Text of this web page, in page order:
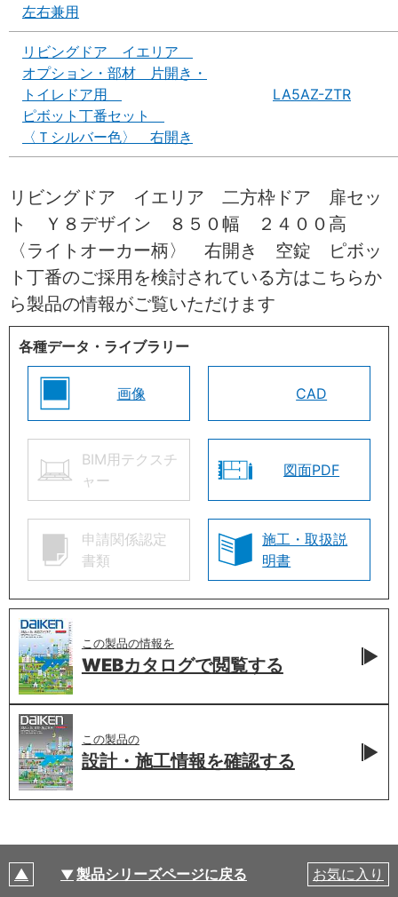
左右兼用
リビングドア イエリア
オプション・部材 片開き・
トイレドア用
ピボット丁番セット
〈Ｔシルバー色〉 右開き
LA5AZ-ZTR
リビングドア イエリア 二方枠ドア 扉セッ
ト Ｙ８デザイン ８５０幅 ２４００高
〈ライトオーカー柄〉 右開き 空錠 ピボッ
ト丁番のご採用を検討されている方はこちらか
ら製品の情報がご覧いただけます
各種データ・ライブラリー
画像 CAD
BIM用テクスチ
ャー
図面PDF
申請関係認定
書類
施工・取扱説
明書
この製品の情報を
WEBカタログで閲覧する
この製品の
設計・施工情報を確認する
製品シリーズページに戻る お気に入り